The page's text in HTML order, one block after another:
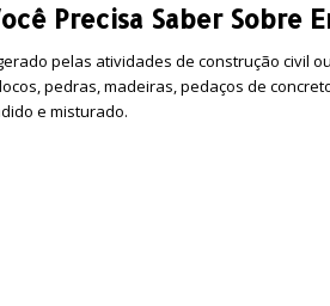
Precisa Saber Sobre
pelas atividades de construção civil
pedras, madeiras, pedaços de
e misturado.